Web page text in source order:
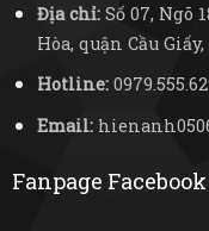
Địa chỉ:Số 07, Ngõ
Hòa, quận Cầu
Hotline:
Email:
Fanpage Facebook